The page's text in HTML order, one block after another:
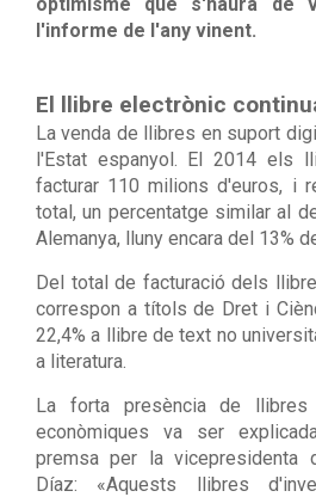
l'informe de l'any vinent.
El llibre electrònic
La venda de llibres en suport
l'Estat espanyol. El 2014 els
facturar 110 milions d'euros, i
total, un percentatge similar al
Alemanya, lluny encara del 13%
Del total de facturació dels
correspon a títols de Dret i
22,4% a llibre de text no
a literatura.
La forta presència de
econòmiques va ser
premsa per la vicepresidenta
Díaz: «Aquests llibres